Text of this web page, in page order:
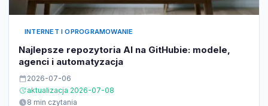
INTERNET I OPROGRAMOWANIE
Najlepsze repozytoria AI na GitHubie: modele,
agenci i automatyzacja
2026-07-06
aktualizacja 2026-07-08
8 min czytania